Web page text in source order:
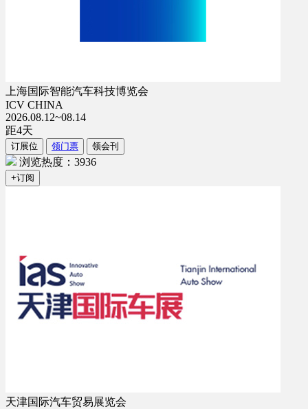
上海国际智能汽车科技博览会
ICV CHINA
2026.08.12~08.14
距4天
订展位 领门票 领会刊
浏览热度：3936
+订阅
天津国际汽车贸易展览会